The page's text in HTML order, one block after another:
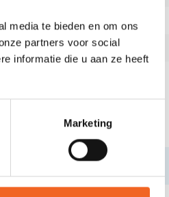
media te bieden en om ons
partners voor social
informatie die u aan ze heeft
Marketing